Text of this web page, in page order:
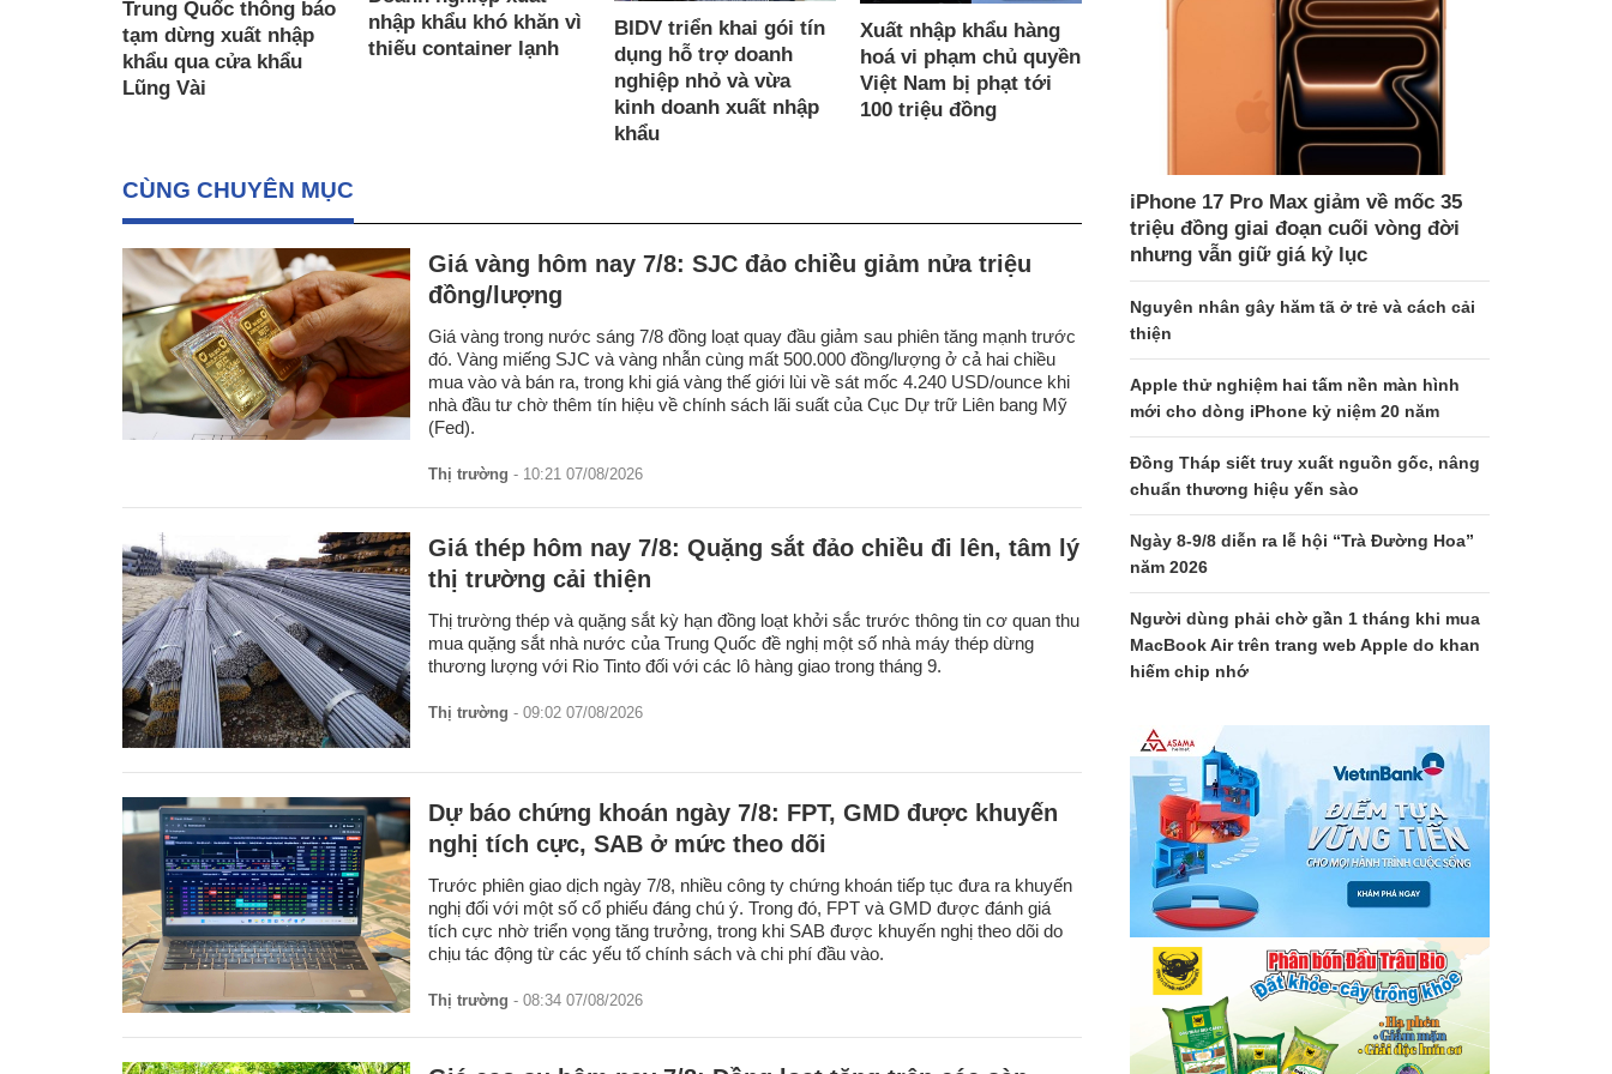
Trung Quốc thông báo
tạm dừng xuất nhập
khẩu qua cửa khẩu
Lũng Vài
nhập khẩu khó khăn vì
thiếu container lạnh
BIDV triển khai gói tín
dụng hỗ trợ doanh
nghiệp nhỏ và vừa
kinh doanh xuất nhập
khẩu
Xuất nhập khẩu hàng
hoá vi phạm chủ quyền
Việt Nam bị phạt tới
100 triệu đồng
CÙNG CHUYÊN MỤC
Giá vàng hôm nay 7/8: SJC đảo chiều giảm nửa triệu
đồng/lượng
Giá vàng trong nước sáng 7/8 đồng loạt quay đầu giảm sau phiên tăng mạnh trước
đó. Vàng miếng SJC và vàng nhẫn cùng mất 500.000 đồng/lượng ở cả hai chiều
mua vào và bán ra, trong khi giá vàng thế giới lùi về sát mốc 4.240 USD/ounce khi
nhà đầu tư chờ thêm tín hiệu về chính sách lãi suất của Cục Dự trữ Liên bang Mỹ
(Fed).
Thị trường - 10:21 07/08/2026
Giá thép hôm nay 7/8: Quặng sắt đảo chiều đi lên, tâm lý
thị trường cải thiện
Thị trường thép và quặng sắt kỳ hạn đồng loạt khởi sắc trước thông tin cơ quan thu
mua quặng sắt nhà nước của Trung Quốc đề nghị một số nhà máy thép dừng
thương lượng với Rio Tinto đối với các lô hàng giao trong tháng 9.
Thị trường - 09:02 07/08/2026
Dự báo chứng khoán ngày 7/8: FPT, GMD được khuyến
nghị tích cực, SAB ở mức theo dõi
Trước phiên giao dịch ngày 7/8, nhiều công ty chứng khoán tiếp tục đưa ra khuyến
nghị đối với một số cổ phiếu đáng chú ý. Trong đó, FPT và GMD được đánh giá
tích cực nhờ triển vọng tăng trưởng, trong khi SAB được khuyến nghị theo dõi do
chịu tác động từ các yếu tố chính sách và chi phí đầu vào.
Thị trường - 08:34 07/08/2026
iPhone 17 Pro Max giảm về mốc 35
triệu đồng giai đoạn cuối vòng đời
nhưng vẫn giữ giá kỷ lục
Nguyên nhân gây hăm tã ở trẻ và cách cải
thiện
Apple thử nghiệm hai tấm nền màn hình
mới cho dòng iPhone kỷ niệm 20 năm
Đồng Tháp siết truy xuất nguồn gốc, nâng
chuẩn thương hiệu yến sào
Ngày 8-9/8 diễn ra lễ hội “Trà Đường Hoa”
năm 2026
Người dùng phải chờ gần 1 tháng khi mua
MacBook Air trên trang web Apple do khan
hiếm chip nhớ